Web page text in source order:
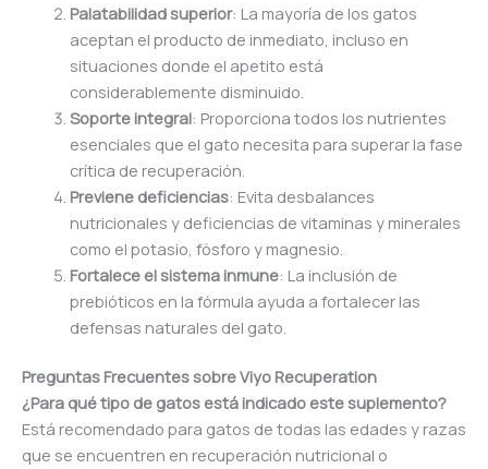
Palatabilidad superior: La mayoría de los gatos
aceptan el producto de inmediato, incluso en
situaciones donde el apetito está
considerablemente disminuido.
Soporte integral: Proporciona todos los nutrientes
esenciales que el gato necesita para superar la fase
crítica de recuperación.
Previene deficiencias: Evita desbalances
nutricionales y deficiencias de vitaminas y minerales
como el potasio, fósforo y magnesio.
Fortalece el sistema inmune: La inclusión de
prebióticos en la fórmula ayuda a fortalecer las
defensas naturales del gato.
Preguntas Frecuentes sobre Viyo Recuperation
¿Para qué tipo de gatos está indicado este suplemento?
Está recomendado para gatos de todas las edades y razas
que se encuentren en recuperación nutricional o